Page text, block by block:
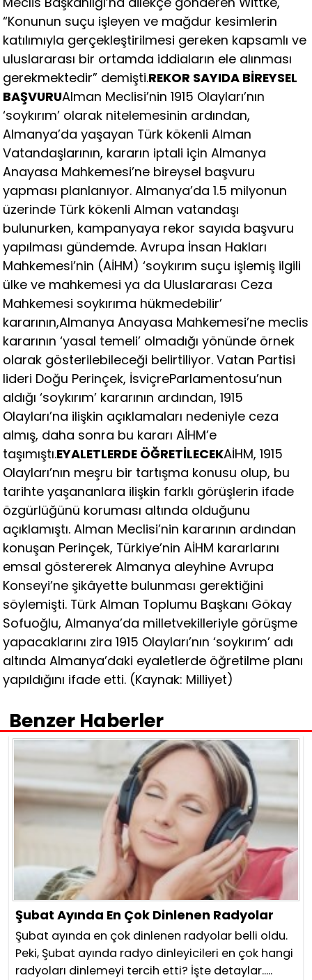
“Konunun suçu işleyen ve mağdur kesimlerin
katılımıyla gerçekleştirilmesi gereken kapsamlı ve
uluslararası bir ortamda iddiaların ele alınması
gerekmektedir” demişti.REKOR SAYIDA BİREYSEL
BAŞVURUAlman Meclisi’nin 1915 Olayları’nın
‘soykırım’ olarak nitelemesinin ardından,
Almanya’da yaşayan Türk kökenli Alman
Vatandaşlarının, kararın iptali için Almanya
Anayasa Mahkemesi’ne bireysel başvuru
yapması planlanıyor. Almanya’da 1.5 milyonun
üzerinde Türk kökenli Alman vatandaşı
bulunurken, kampanyaya rekor sayıda başvuru
yapılması gündemde. Avrupa İnsan Hakları
Mahkemesi’nin (AİHM) ‘soykırım suçu işlemiş ilgili
ülke ve mahkemesi ya da Uluslararası Ceza
Mahkemesi soykırıma hükmedebilir’
kararının,Almanya Anayasa Mahkemesi’ne meclis
kararının ‘yasal temeli’ olmadığı yönünde örnek
olarak gösterilebileceği belirtiliyor. Vatan Partisi
lideri Doğu Perinçek, İsviçreParlamentosu’nun
aldığı ‘soykırım’ kararının ardından, 1915
Olayları’na ilişkin açıklamaları nedeniyle ceza
almış, daha sonra bu kararı AİHM’e
taşımıştı.EYALETLERDE ÖĞRETİLECEKAİHM, 1915
Olayları’nın meşru bir tartışma konusu olup, bu
tarihte yaşananlara ilişkin farklı görüşlerin ifade
özgürlüğünü koruması altında olduğunu
açıklamıştı. Alman Meclisi’nin kararının ardından
konuşan Perinçek, Türkiye’nin AİHM kararlarını
emsal göstererek Almanya aleyhine Avrupa
Konseyi’ne şikâyette bulunması gerektiğini
söylemişti. Türk Alman Toplumu Başkanı Gökay
Sofuoğlu, Almanya’da milletvekilleriyle görüşme
yapacaklarını zira 1915 Olayları’nın ‘soykırım’ adı
altında Almanya’daki eyaletlerde öğretilme planı
yapıldığını ifade etti. (Kaynak: Milliyet)
Benzer Haberler
Şubat Ayında En Çok Dinlenen Radyolar
Şubat ayında en çok dinlenen radyolar belli oldu.
Peki, Şubat ayında radyo dinleyicileri en çok hangi
radyoları dinlemeyi tercih etti? İşte detaylar.....